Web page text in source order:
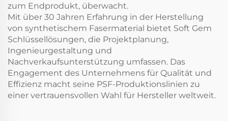
zum Endprodukt, überwacht.
Mit über 30 Jahren Erfahrung in der Herstellung
von synthetischem Fasermaterial bietet Soft Gem
Schlüssellösungen, die Projektplanung,
Ingenieurgestaltung und
Nachverkaufsunterstützung umfassen. Das
Engagement des Unternehmens für Qualität und
Effizienz macht seine PSF-Produktionslinien zu
einer vertrauensvollen Wahl für Hersteller weltweit.